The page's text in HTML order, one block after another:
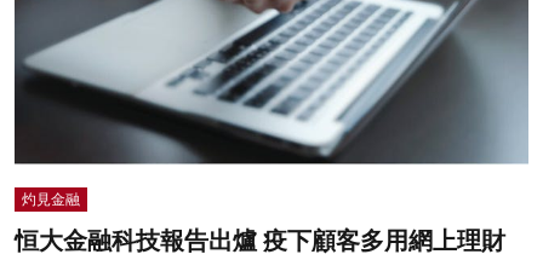
灼見金融
恒大金融科技報告出爐 疫下顧客多用網上理財